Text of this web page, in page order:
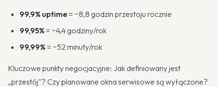
99,9% uptime = ~8,8 godzin przestoju rocznie
99,95% = ~4,4 godziny/rok
99,99% = ~52 minuty/rok
Kluczowe punkty negocjacyjne: Jak definiowany jest
„przestój"? Czy planowane okna serwisowe są wyłączone?